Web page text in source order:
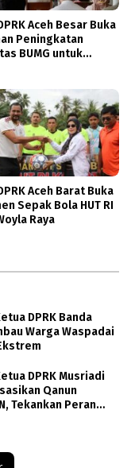
Aceh Besar Buka
Peningkatan
BUMG untuk
Aceh Barat Buka
Sepak Bola HUT RI
Raya
DPRK Banda
Warga Waspadai
DPRK Musriadi
Qanun
Tekankan Peran